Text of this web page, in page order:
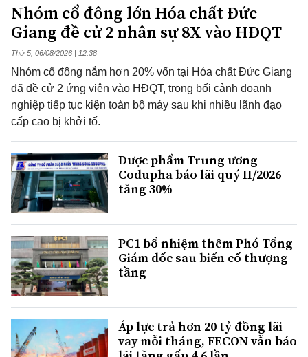
Nhóm cổ đông lớn Hóa chất Đức
Giang đề cử 2 nhân sự 8X vào HĐQT
Thứ 5, 06/08/2026 | 12:38
Nhóm cổ đông nắm hơn 20% vốn tại Hóa chất Đức Giang
đã đề cử 2 ứng viên vào HĐQT, trong bối cảnh doanh
nghiệp tiếp tục kiện toàn bộ máy sau khi nhiều lãnh đạo
cấp cao bị khởi tố.
Dược phẩm Trung ương
Codupha báo lãi quý II/2026
tăng 30%
PC1 bổ nhiệm thêm Phó Tổng
Giám đốc sau biến cố thượng
tầng
Áp lực trả hơn 20 tỷ đồng lãi
vay mỗi tháng, FECON vẫn báo